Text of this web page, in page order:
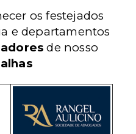
os festejados
e departamentos
de nosso